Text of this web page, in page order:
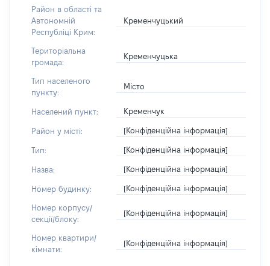
Район в області та
Автономній
Республіці Крим:
Кременчуцький
Територіальна
громада:
Кременчуцька
Тип населеного
пункту:
Місто
Населений пункт: Кременчук
Район у місті: [Конфіденційна інформація]
Тип: [Конфіденційна інформація]
Назва: [Конфіденційна інформація]
Номер будинку: [Конфіденційна інформація]
Номер корпусу/
секції/блоку:
[Конфіденційна інформація]
Номер квартири/
кімнати:
[Конфіденційна інформація]